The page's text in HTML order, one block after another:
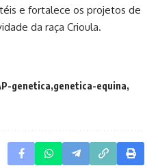
e fortalece os projetos de
da raça Crioula.
genetica genetica-equina